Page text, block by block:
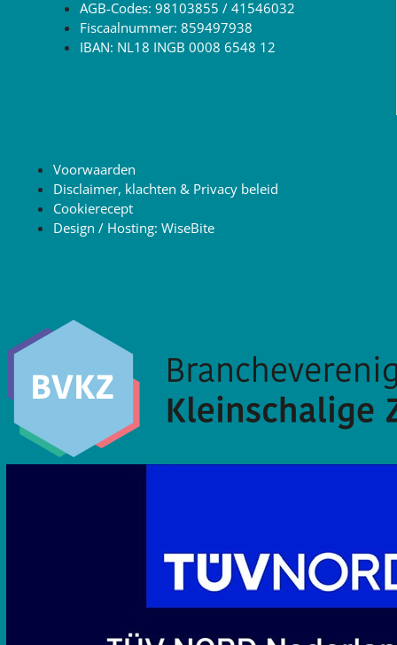
AGB-Codes: 98103855 / 41546032
Fiscaalnummer: 859497938
IBAN: NL18 INGB 0008 6548 12
Voorwaarden
Disclaimer, klachten & Privacy beleid
Cookierecept
Design / Hosting: WiseBite